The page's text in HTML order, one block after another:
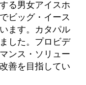
る男女アイスホ
ビッグ・イース
ます。カタパル
した。プロビデ
ンス・ソリュー
善を目指してい